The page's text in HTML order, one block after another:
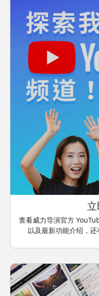
查看威力导演官方
以及最新功能介绍，